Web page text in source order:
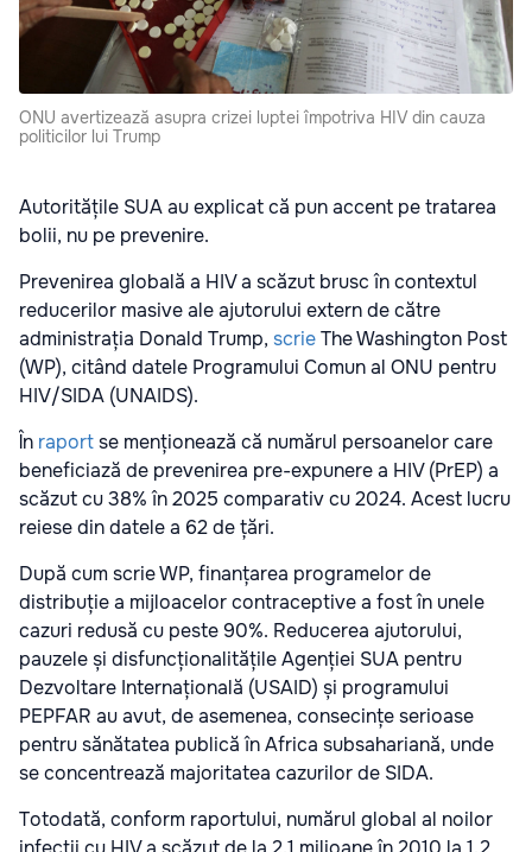
ONU avertizează asupra crizei luptei împotriva HIV din cauza
politicilor lui Trump
Autoritățile SUA au explicat că pun accent pe tratarea
bolii, nu pe prevenire.
Prevenirea globală a HIV a scăzut brusc în contextul
reducerilor masive ale ajutorului extern de către
administrația Donald Trump, scrieThe Washington Post
(WP), citând datele Programului Comun al ONU pentru
HIV/SIDA (UNAIDS).
În raportse menționează că numărul persoanelor care
beneficiază de prevenirea pre-expunere a HIV (PrEP) a
scăzut cu 38% în 2025 comparativ cu 2024. Acest lucru
reiese din datele a 62 de țări.
După cum scrie WP, finanțarea programelor de
distribuție a mijloacelor contraceptive a fost în unele
cazuri redusă cu peste 90%. Reducerea ajutorului,
pauzele și disfuncționalitățile Agenției SUA pentru
Dezvoltare Internațională (USAID) și programului
PEPFAR au avut, de asemenea, consecințe serioase
pentru sănătatea publică în Africa subsahariană, unde
se concentrează majoritatea cazurilor de SIDA.
Totodată, conform raportului, numărul global al noilor